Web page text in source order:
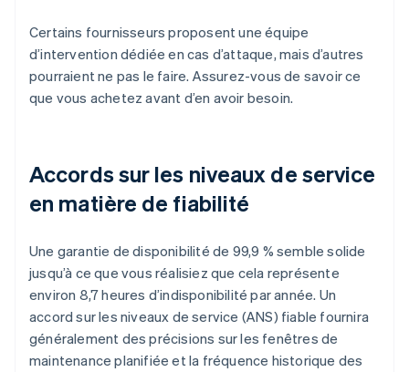
Certains fournisseurs proposent une équipe
d’intervention dédiée en cas d’attaque, mais d’autres
pourraient ne pas le faire. Assurez-vous de savoir ce
que vous achetez avant d’en avoir besoin.
Accords sur les niveaux de service
en matière de fiabilité
Une garantie de disponibilité de 99,9 % semble solide
jusqu’à ce que vous réalisiez que cela représente
environ 8,7 heures d’indisponibilité par année. Un
accord sur les niveaux de service (ANS) fiable fournira
généralement des précisions sur les fenêtres de
maintenance planifiée et la fréquence historique des